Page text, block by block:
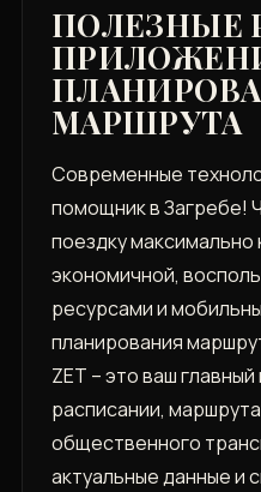
ПОЛЕЗНЫЕ
МАРШРУТА
Современные
помощник в Загребе!
поездку
экономичной‚
ресурсами и
планирования
ZET – это ваш
расписании‚
общественного
актуальные данные и